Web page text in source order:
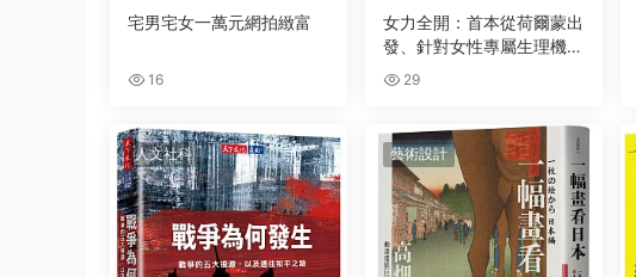
宅男宅女一萬元網拍緻富
16
女力全開：首本從荷爾蒙出
發、針對女性專屬生理機制
與身體構造，量身打造的全
29
人文社科 藝術設計